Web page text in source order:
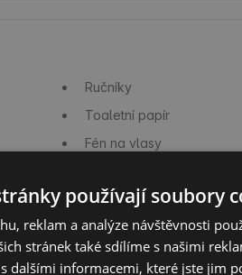
Ručníky
Toaletní papír
Fén na vlasy
Kávovar / moka konvička
Hrce a pánve
Myčka nádobí
používají soubory
reklam a analýze návštěvnosti
stránek také sdílíme s našimi
dalšími informacemi, které jste jim